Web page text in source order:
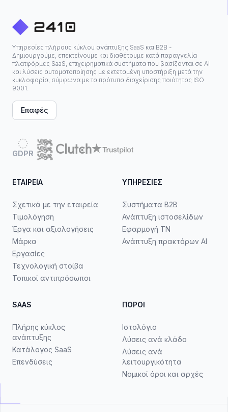
Υπηρεσίες πλήρους κύκλου ανάπτυξης SaaS και B2B -
Δημιουργούμε, επεκτείνουμε και διαθέτουμε κατά παραγγελία
πλατφόρμες SaaS, επιχειρηματικά συστήματα που βασίζονται σε ΑΙ
και λύσεις αυτοματοποίησης με εκτεταμένη υποστήριξη μετά την
κυκλοφορία, σύμφωνα με τα πρότυπα διαχείρισης ποιότητας ISO
9001.
Επαφές
GDPR
ΕΤΑΙΡΕΊΑ
Σχετικά με την εταιρεία
Τιμολόγηση
Έργα και αξιολογήσεις
Μάρκα
Εργασίες
Τεχνολογική στοίβα
Τοπικοί αντιπρόσωποι
ΥΠΗΡΕΣΊΕΣ
Συστήματα B2B
Ανάπτυξη ιστοσελίδων
Εφαρμογή ΤΝ
Ανάπτυξη πρακτόρων AI
SAAS
Πλήρης κύκλος
ανάπτυξης
Κατάλογος SaaS
Επενδύσεις
ΠΌΡΟΙ
Ιστολόγιο
Λύσεις ανά κλάδο
Λύσεις ανά
λειτουργικότητα
Νομικοί όροι και αρχές